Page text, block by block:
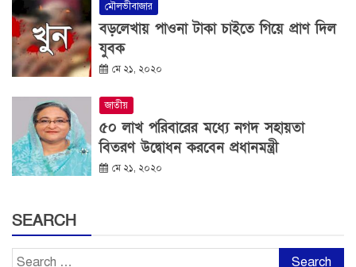
মৌলভীবাজার
বড়লেখায় পাওনা টাকা চাইতে গিয়ে প্রাণ দিল
যুবক
মে ২১, ২০২০
জাতীয়
৫০ লাখ পরিবারের মধ্যে নগদ সহায়তা
বিতরণ উদ্বোধন করবেন প্রধানমন্ত্রী
মে ২১, ২০২০
SEARCH
Search